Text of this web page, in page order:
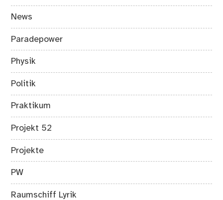
News
Paradepower
Physik
Politik
Praktikum
Projekt 52
Projekte
PW
Raumschiff Lyrik